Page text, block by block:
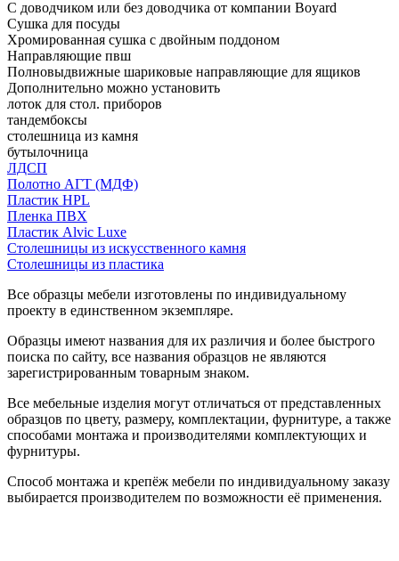
С доводчиком или без доводчика от компании Boyard
Сушка для посуды
Хромированная сушка с двойным поддоном
Направляющие пвш
Полновыдвижные шариковые направляющие для ящиков
Дополнительно можно установить
лоток для стол. приборов
тандембоксы
столешница из камня
бутылочница
ЛДСП
Полотно АГТ (МДФ)
Пластик HPL
Пленка ПВХ
Пластик Alvic Luxe
Столешницы из искусственного камня
Столешницы из пластика
Все образцы мебели изготовлены по индивидуальному
проекту в единственном экземпляре.
Образцы имеют названия для их различия и более быстрого
поиска по сайту, все названия образцов не являются
зарегистрированным товарным знаком.
Все мебельные изделия могут отличаться от представленных
образцов по цвету, размеру, комплектации, фурнитуре, а также
способами монтажа и производителями комплектующих и
фурнитуры.
Способ монтажа и крепёж мебели по индивидуальному заказу
выбирается производителем по возможности её применения.